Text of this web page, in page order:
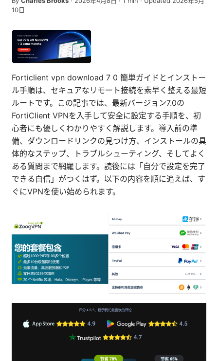
10日
Forticlient vpn download 7 0 簡単ガイドとインストー
ル手順は、セキュアなリモート接続を素早く整える最短
ルートです。この記事では、最新バージョン7.0の
FortiClient VPNを入手して安全に設定する手順を、初
心者にも優しくわかりやすく解説します。導入前の準
備、ダウンロードリンクの見つけ方、インストールの具
体的なステップ、トラブルシューティング、そしてよく
ある質問まで網羅します。読後には「自分で設定を完了
できる自信」がつくはず。以下の内容を順に追えば、す
ぐにVPNを使い始められます。